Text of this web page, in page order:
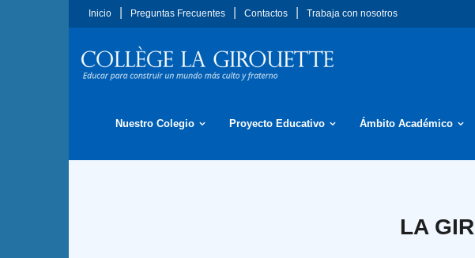
Saltar
al
contenido
Inicio Preguntas Frecuentes Contactos Trabaja con nosotros
Nuestro Colegio Proyecto Educativo Ámbito Académico
LA